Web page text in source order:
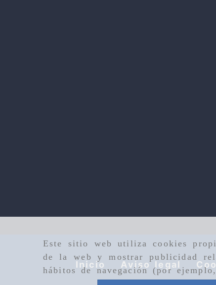
Este sitio web utiliza cookies
de la web y mostrar publicidad
hábitos de navegación (por
Inicio Aviso legal